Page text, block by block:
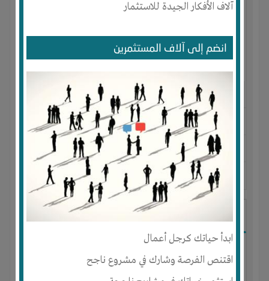
آلاف الأفكار الجيدة للاستثمار
انضم إلى آلاف المستثمرين
ابدأ حياتك كرجل أعمال
اقتنص الفرصة وشارك في مشروع ناجح
الجنس : أنثى
لديـه : الخبرات شركة أو مصنع أو ورشة
المكان : المغرب- اكادير- انزكان
آخر ظهور: : منذ 7 اشهر